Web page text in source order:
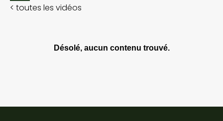
< toutes les vidéos
Désolé, aucun contenu trouvé.